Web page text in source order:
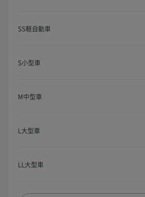
SS軽自動車
S小型車
M中型車
L大型車
LL大型車